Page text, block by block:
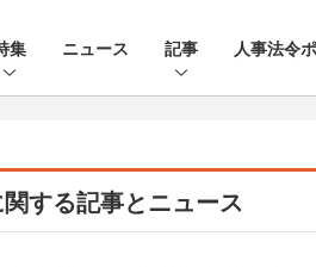
集 ニュース 記事 人事法令
する記事とニュース